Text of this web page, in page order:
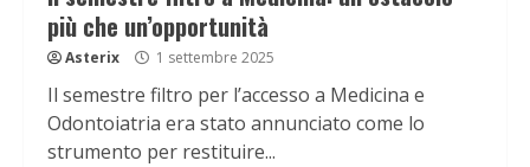
più che un’opportunità
Asterix 1 settembre 2025
Il semestre filtro per l’accesso a Medicina e
Odontoiatria era stato annunciato come lo
strumento per restituire...